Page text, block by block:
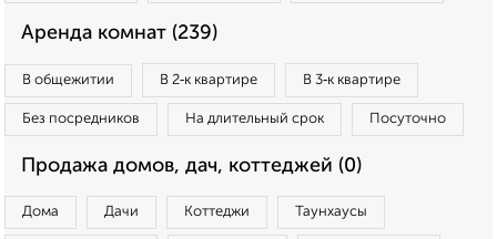
Аренда комнат (239)
В общежитии В 2‑к квартире В 3‑к квартире
Без посредников На длительный срок Посуточно
Продажа домов, дач, коттеджей (0)
Дома Дачи Коттеджи Таунхаусы